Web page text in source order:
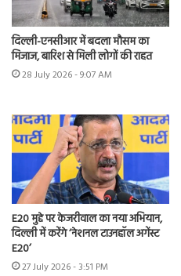
दिल्ली-एनसीआर में बदला मौसम का
मिजाज, बारिश से मिली लोगों की राहत
28 July 2026 - 9:07 AM
E20 मुद्दे पर केजरीवाल का नया अभियान,
दिल्ली में करेंगे ‘नेशनल टाउनहॉल अगेंस्ट
E20’
27 July 2026 - 3:51 PM